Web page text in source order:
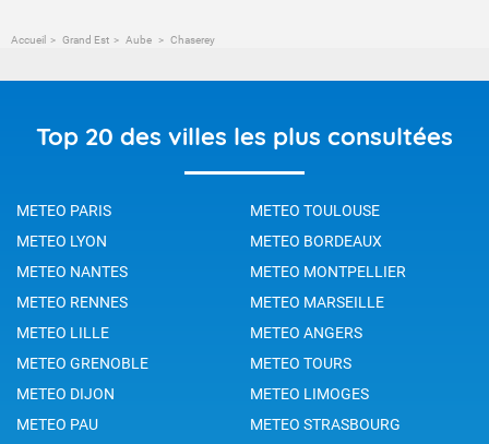
Accueil Grand Est Aube Chaserey
Top 20 des villes les plus consultées
METEO PARIS
METEO TOULOUSE
METEO LYON
METEO BORDEAUX
METEO NANTES
METEO MONTPELLIER
METEO RENNES
METEO MARSEILLE
METEO LILLE
METEO ANGERS
METEO GRENOBLE
METEO TOURS
METEO DIJON
METEO LIMOGES
METEO PAU
METEO STRASBOURG